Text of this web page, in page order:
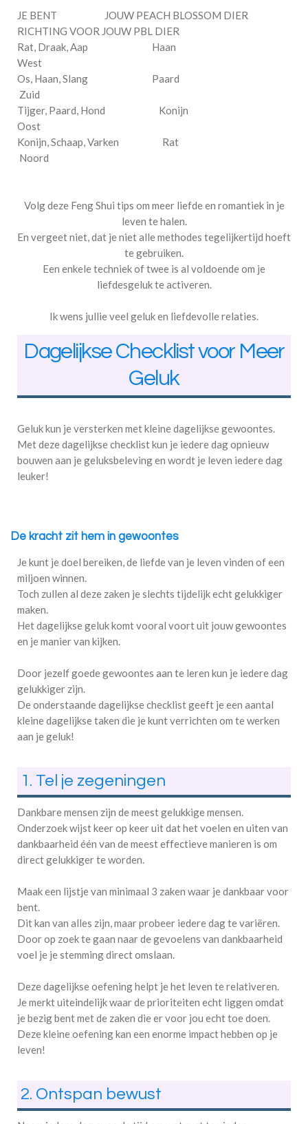
JE BENT JOUW PEACH BLOSSOM DIER
RICHTING VOOR JOUW PBL DIER
Rat, Draak, Aap Haan
West
Os, Haan, Slang Paard
Zuid
Tijger, Paard, Hond Konijn
Oost
Konijn, Schaap, Varken Rat
Noord
Volg deze Feng Shui tips om meer liefde en romantiek in je
leven te halen.
En vergeet niet, dat je niet alle methodes tegelijkertijd hoeft
te gebruiken.
Een enkele techniek of twee is al voldoende om je
liefdesgeluk te activeren.
Ik wens jullie veel geluk en liefdevolle relaties.
Dagelijkse Checklist voor Meer
Geluk
Geluk kun je versterken met kleine dagelijkse gewoontes.
Met deze dagelijkse checklist kun je iedere dag opnieuw
bouwen aan je geluksbeleving en wordt je leven iedere dag
leuker!
De kracht zit hem in gewoontes
Je kunt je doel bereiken, de liefde van je leven vinden of een
miljoen winnen.
Toch zullen al deze zaken je slechts tijdelijk echt gelukkiger
maken.
Het dagelijkse geluk komt vooral voort uit jouw gewoontes
en je manier van kijken.
Door jezelf goede gewoontes aan te leren kun je iedere dag
gelukkiger zijn.
De onderstaande dagelijkse checklist geeft je een aantal
kleine dagelijkse taken die je kunt verrichten om te werken
aan je geluk!
1. Tel je zegeningen
Dankbare mensen zijn de meest gelukkige mensen.
Onderzoek wijst keer op keer uit dat het voelen en uiten van
dankbaarheid één van de meest effectieve manieren is om
direct gelukkiger te worden.
Maak een lijstje van minimaal 3 zaken waar je dankbaar voor
bent.
Dit kan van alles zijn, maar probeer iedere dag te variëren.
Door op zoek te gaan naar de gevoelens van dankbaarheid
voel je je stemming direct omslaan.
Deze dagelijkse oefening helpt je het leven te relativeren.
Je merkt uiteindelijk waar de prioriteiten echt liggen omdat
je bezig bent met de zaken die er voor jou echt toe doen.
Deze kleine oefening kan een enorme impact hebben op je
leven!
2. Ontspan bewust